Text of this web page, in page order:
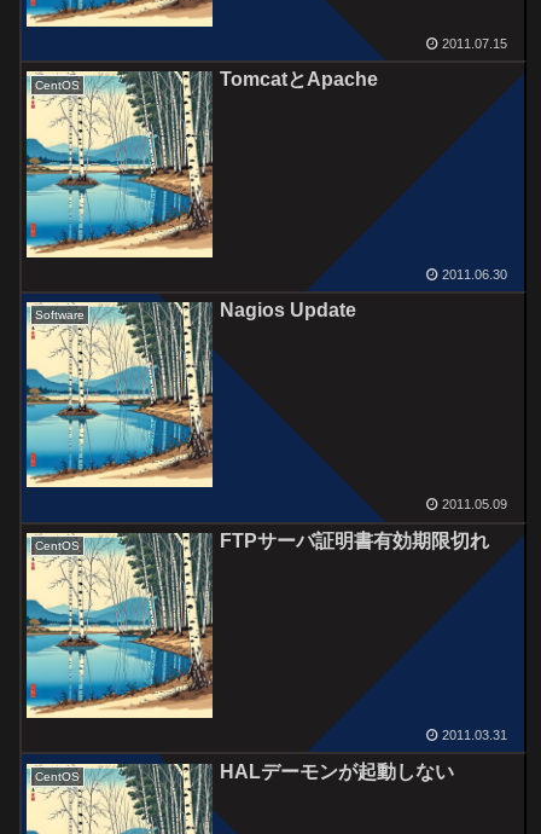
2011.07.15
CentOS TomcatとApache
2011.06.30
Software Nagios Update
2011.05.09
CentOS FTPサーバ証明書有効期限切れ
2011.03.31
CentOS HALデーモンが起動しない